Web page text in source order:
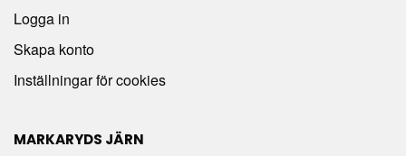
Logga in
Skapa konto
Inställningar för cookies
MARKARYDS JÄRN